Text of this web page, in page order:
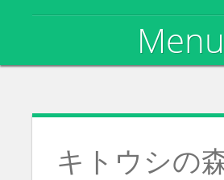
Menu
キトウシの